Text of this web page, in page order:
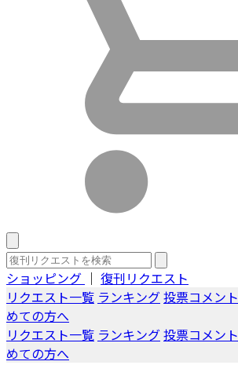
ショッピング ｜ 復刊リクエスト
リクエスト一覧 ランキング投票コメント
めての方へ
リクエスト一覧 ランキング投票コメント
めての方へ